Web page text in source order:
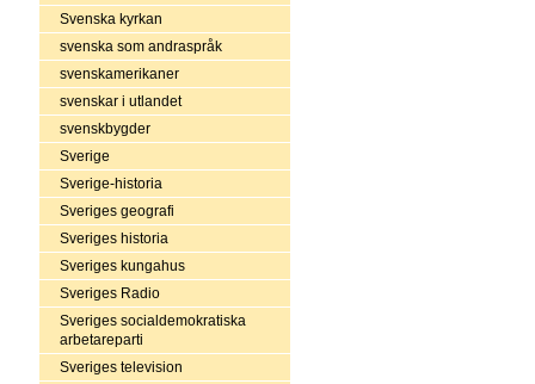
Svenska kyrkan
svenska som andraspråk
svenskamerikaner
svenskar i utlandet
svenskbygder
Sverige
Sverige-historia
Sveriges geografi
Sveriges historia
Sveriges kungahus
Sveriges Radio
Sveriges socialdemokratiska
arbetareparti
Sveriges television